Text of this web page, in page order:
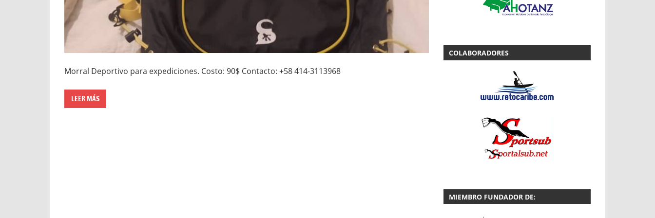
Morral Deportivo para expediciones. Costo: 90$ Contacto: +58 414-3113968
LEER MÁS
COLABORADORES
MIEMBRO FUNDADOR DE: